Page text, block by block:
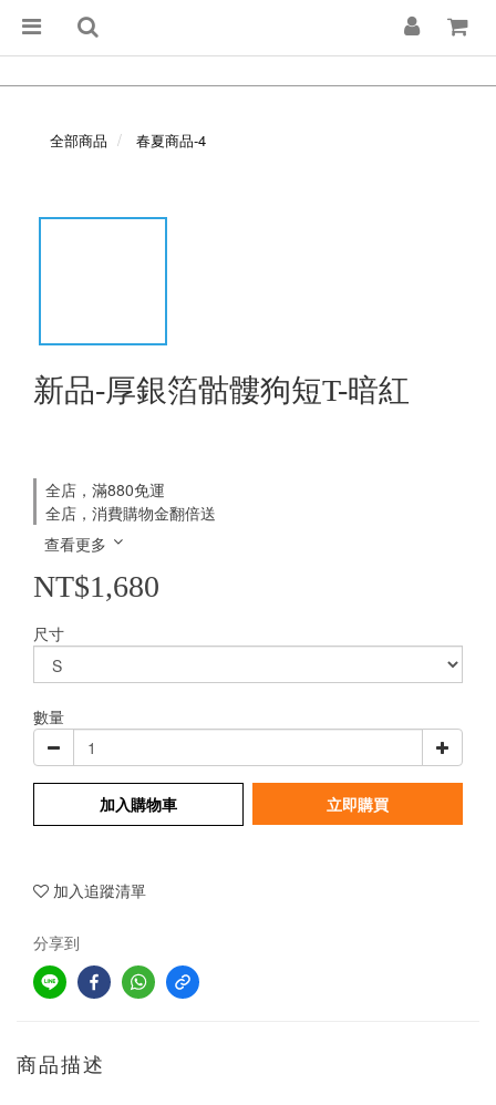
全部商品 春夏商品-4
新品-厚銀箔骷髏狗短T-暗紅
全店，滿880免運
全店，消費購物金翻倍送
查看更多
NT$1,680
尺寸
數量
加入購物車 立即購買
加入追蹤清單
分享到
商品描述